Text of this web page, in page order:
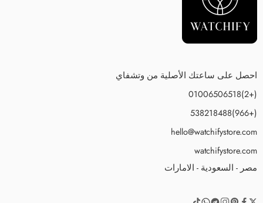
احصل على ساعتك الأصلية من وتشفاي
(+2)01006506518
(+966)538218488
hello@watchifystore.com
watchifystore.com
مصر - السعودية - الامارات